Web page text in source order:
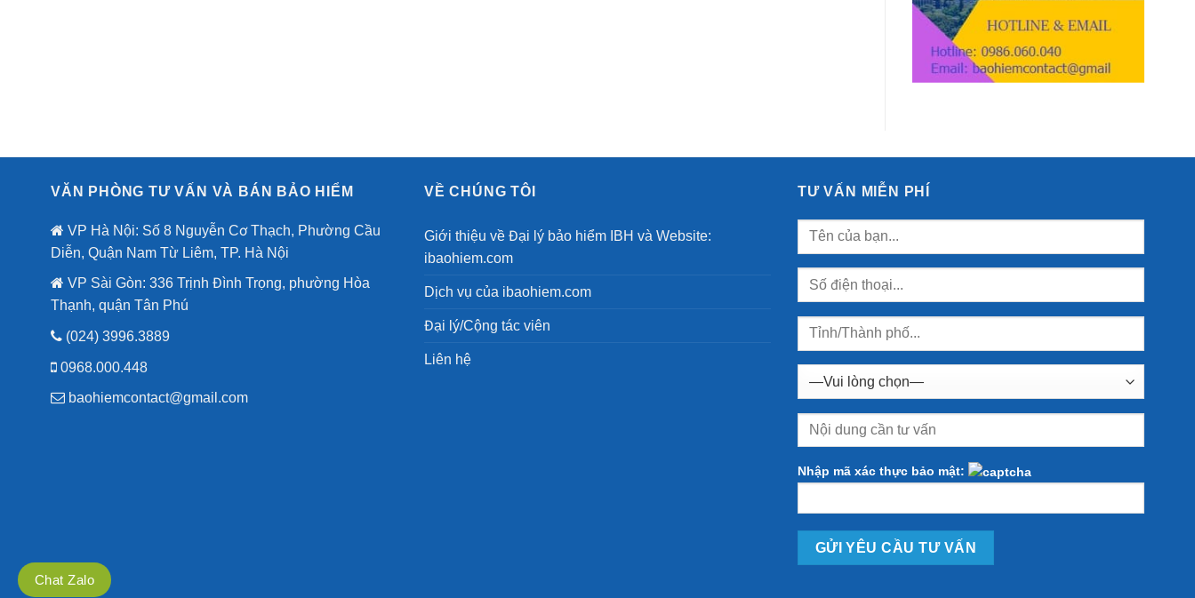
VĂN PHÒNG TƯ VẤN VÀ BÁN BẢO HIỂM
VP Hà Nội: Số 8 Nguyễn Cơ Thạch, Phường Cầu
Diễn, Quận Nam Từ Liêm, TP. Hà Nội
VP Sài Gòn: 336 Trịnh Đình Trọng, phường Hòa
Thạnh, quận Tân Phú
(024) 3996.3889
0968.000.448
baohiemcontact@gmail.com
VỀ CHÚNG TÔI
Giới thiệu về Đại lý bảo hiểm IBH và Website:
ibaohiem.com
Dịch vụ của ibaohiem.com
Đại lý/Cộng tác viên
Liên hệ
TƯ VẤN MIỄN PHÍ
Nhập mã xác thực bảo mật:
Chat Zalo